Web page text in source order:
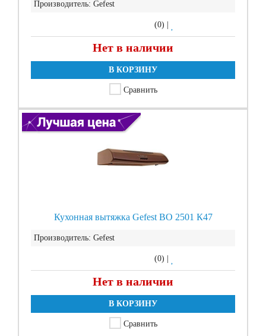
Производитель: Gefest
(0)
Нет в наличии
В КОРЗИНУ
Сравнить
Кухонная вытяжка Gefest ВО 2501 К47
Производитель: Gefest
(0)
Нет в наличии
В КОРЗИНУ
Сравнить